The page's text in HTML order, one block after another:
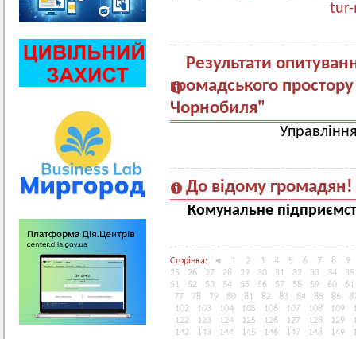
tur-
Результати
громадського простору
Чорнобиля"
До відому громадян!
Комунальне
Сторінка: ◄ 1 2 3 4 5 6 7 8
9
25
26 27 28 29 30 31 32 33 34
35
51
52 53 54 55 56 57 58 59 60
61
77
78 79 80 81 82 83 84 85 86
102
103 104 105 106 107 108 109
122
123 124 125 126 127 128 129
142
143 144 145 146 147 148 149